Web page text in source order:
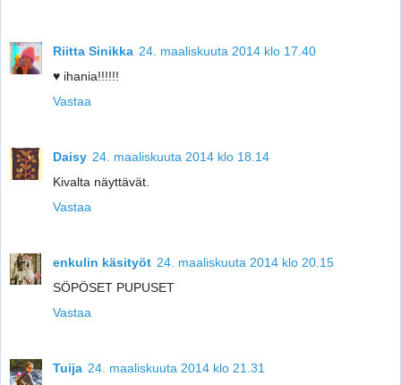
Riitta Sinikka 24. maaliskuuta 2014 klo 17.40
♥ ihania!!!!!!
Vastaa
Daisy 24. maaliskuuta 2014 klo 18.14
Kivalta näyttävät.
Vastaa
enkulin käsityöt 24. maaliskuuta 2014 klo 20.15
SÖPÖSET PUPUSET
Vastaa
Tuija 24. maaliskuuta 2014 klo 21.31